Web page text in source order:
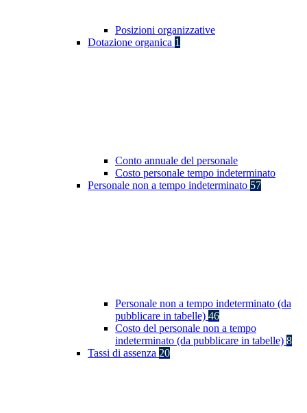
Posizioni organizzative
Dotazione organica 1
Conto annuale del personale
Costo personale tempo indeterminato
Personale non a tempo indeterminato 57
Personale non a tempo indeterminato (da
pubblicare in tabelle) 46
Costo del personale non a tempo
indeterminato (da pubblicare in tabelle) 8
Tassi di assenza 20